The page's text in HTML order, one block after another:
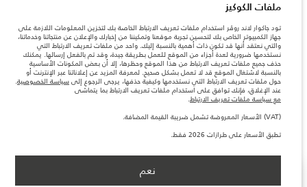
آخر، كما أنّها قد تتغير بدون إشعار مسبق. الرجاء التواصل مع وكيلنا المحلي للتأكد من توفّرها
والتحقق من الأسعار.
الأرقام المقدمة هي نتيجة لاختبارات المصنع الرسمية وفقاً لتشريعات الاتحاد الأوروبي. قد
يتباين استهلك الوقود الفعلي للمركبة عن ذلك المتحقق في تلك الاختبارات كما أن هذه
الأرقام بغرض المقارنة فحسب.
ملاحظة مهمة حول الصور والمواصفات. إن النقص العالمي في أشباه الموصلات يؤثر حاليًا
في مواصفات تصميم السيارات وتوفر الخيارات وتوقيتات التصاميم. هذا ظرف ديناميكي
للغاية، ونتيجة لذلك، قد لا تمثّل الصور المستخدَمة ضمن موقع الويب حاليًا المواصفات الحالية
بالكامل بالنسبة إلى الميزات والخيارات والحلية ومجموعات الألوان. يرجى استشارة وكيلك الذي
سيتمكّن من تأكيد أي تقييدات حالية معك للسماح لك باتخاذ قرار مدروس
الأسعار المعروضة تشمل ضريبة القيمة المضافة (VAT).
الأسعار تنطبق فقط على الطرازات المصنعة في عام 2026.‎
ملفات الكوكيز
تود جاكوار لاند روڤر استخدام ملفات تعريف الارتباط الخاصة بك لتخزين المعلومات اللازمة على
جهاز الكمبيوتر الخاص بك لتحسين تجربة موقعنا وتمكيننا من إخبارك والإعلان عن منتجاتنا وخدماتنا،
والتي نعتقد أنها قد تكون ذات أهمية بالنسبة إليك. واحد من ملفات تعريف الارتباط التي
نستخدمها ضرورية لعدة أجزاء من الموقع للعمل بطريقة جيدة، وقد تم بالفعل إرسالها. يمكنك
حذف جميع ملفات تعريف الارتباط من هذا الموقع وحظرها، إلا أن بعض المكونات الأساسية
بالنسبة لاشتغال الموقع قد لا تعمل بشكل صحيح. لمعرفة المزيد عن إعلاناتنا عبر الإنترنت أو
حول ملفات تعريف الارتباط التي نستخدمها وكيفية حذفها، يرجى الرجوع إلى سياسة الخصوصية.
عند الإغلاق، فإنك توافق على استخدام ملفات تعريف الارتباط بما يتماشى
مع سياسة ملفات تعريف الارتباط.
(VAT) الأسعار المعروضة تشمل ضريبة القيمة المضافة.
تطبق الأسعار على طرازات 2026 فقط.
نعم
عرض المزيد اعثر على وكيل